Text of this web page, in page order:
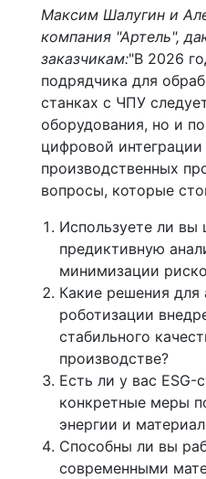
Максим Шалугин и
компания "Артель",
заказчикам:"В 2026
подрядчика для
станках с ЧПУ
оборудования, но и
цифровой интеграции
производственных
вопросы, которые
Используете ли
предиктивную
минимизации
Какие решения для
роботизации
стабильного
производстве?
Есть ли у вас ESG-
конкретные меры
энергии и
Способны ли вы
современными